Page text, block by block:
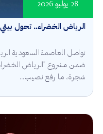
الرياض الخضراء.. تحول
28 يوليو 2026
تواصل العاصمة السعودية
شجرة، ما رفع نصيب...